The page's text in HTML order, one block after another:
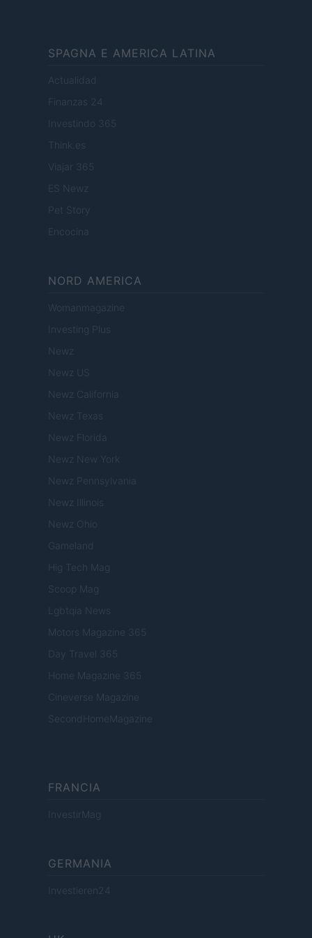
SPAGNA E AMERICA LATINA
Actualidad
Finanzas 24
Investindo 365
Think.es
Viajar 365
ES Newz
Pet Story
Encocina
NORD AMERICA
Womanmagazine
Investing Plus
Newz
Newz US
Newz California
Newz Texas
Newz Florida
Newz New York
Newz Pennsylvania
Newz Illinois
Newz Ohio
Gameland
Hig Tech Mag
Scoop Mag
Lgbtqia News
Motors Magazine 365
Day Travel 365
Home Magazine 365
Cineverse Magazine
SecondHomeMagazine
FRANCIA
InvestirMag
GERMANIA
Investieren24